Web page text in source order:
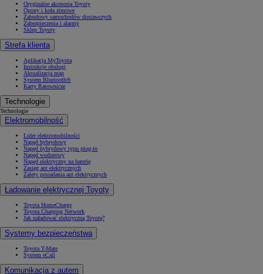
Oryginalne akcesoria Toyoty
Opony i koła zimowe
Zabudowy samochodów dostawczych
Zabezpieczenia i alarmy
Sklep Toyoty
Strefa klienta
Aplikacja MyToyota
Instrukcje obsługi
Aktualizacja map
System Bluetooth®
Karty Ratownicze
Technologie
Technologie
Elektromobilność
Lider elektromobilności
Napęd hybrydowy
Napęd hybrydowy typu plug-in
Napęd wodorowy
Napęd elektryczny na baterię
Zasięg aut elektrycznych
Zalety posiadania aut elektrycznych
Ładowanie elektrycznej Toyoty
Toyota HomeCharge
Toyota Charging Network
Jak naładować elektryczną Toyotę?
Systemy bezpieczeństwa
Toyota T-Mate
System eCall
Komunikacja z autem